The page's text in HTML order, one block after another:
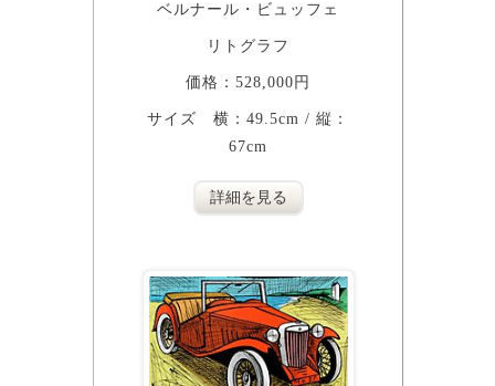
ベルナール・ビュッフェ
リトグラフ
価格：528,000円
サイズ 横：49.5cm / 縦：
67cm
詳細を見る